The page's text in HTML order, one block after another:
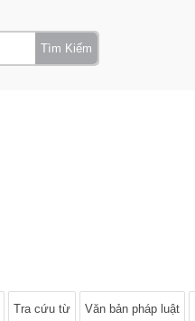
Tìm Kiếm
Tra cứu từ Văn bản pháp luật